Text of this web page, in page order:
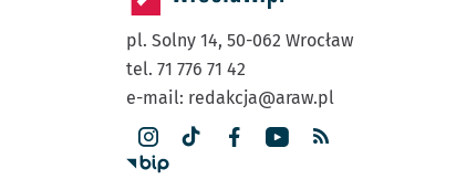
pl. Solny 14, 50-062 Wrocław
tel. 71 776 71 42
e-mail: redakcja@araw.pl